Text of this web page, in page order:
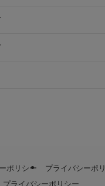
ポリシー
プライバシーポ
プライバシーポリシー